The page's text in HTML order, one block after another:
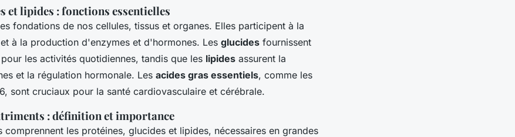
et lipides : fonctions essentielles
fondations de nos cellules, tissus et organes. Elles participent à la
à la production d'enzymes et d'hormones. Les glucides fournissent
les activités quotidiennes, tandis que les lipides assurent la
et la régulation hormonale. Les acides gras essentiels, comme les
sont cruciaux pour la santé cardiovasculaire et cérébrale.
: définition et importance
comprennent les protéines, glucides et lipides, nécessaires en grandes